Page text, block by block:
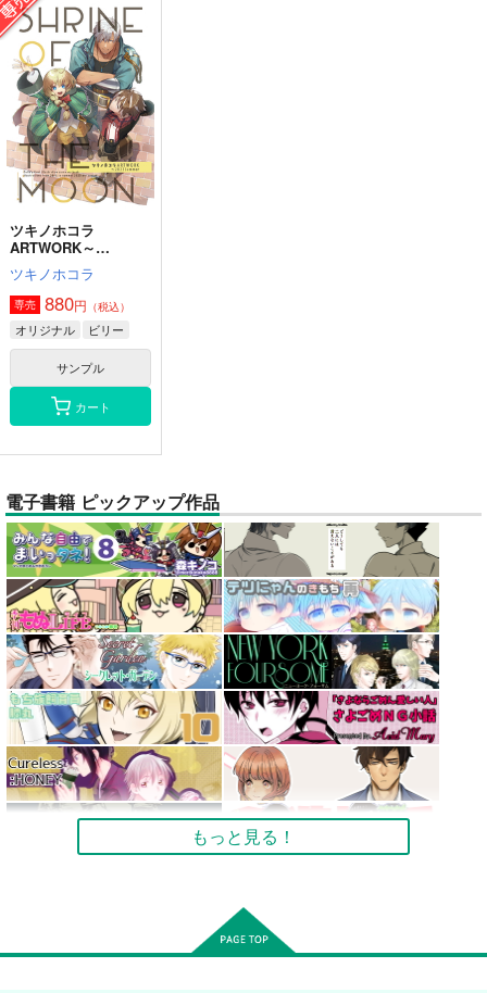
ツキノホコラ
ARTWORK～
2023Summer
ツキノホコラ
専売 880円 （税込）
オリジナル ビリー
サンプル
カート
電子書籍 ピックアップ作品
もっと見る！